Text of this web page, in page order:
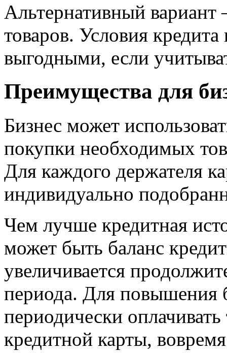
Альтернативный
товаров. Условия
выгодными, если
Преимущества для
Бизнес может
покупки необходимых
Для каждого держателя
индивидуально
Чем лучше кредитная
может быть баланс
увеличивается
периода. Для повышения
периодически
кредитной карты,